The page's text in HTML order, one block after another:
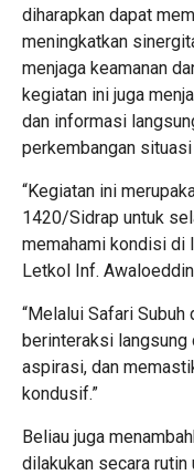
diharapkan dapat
meningkatkan
menjaga keamanan
kegiatan ini juga
dan informasi
perkembangan
“Kegiatan ini
1420/Sidrap untuk
memahami kondisi di
Letkol Inf.
“Melalui Safari
berinteraksi langsung
aspirasi, dan
kondusif.”
Beliau juga
dilakukan secara